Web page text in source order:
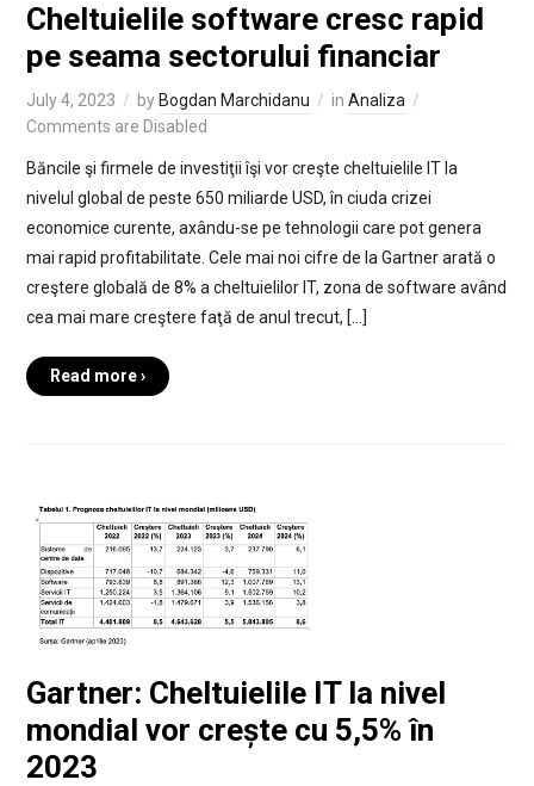
Cheltuielile software cresc rapid
pe seama sectorului financiar
July 4, 2023 by Bogdan Marchidanu in Analiza
Comments are Disabled
Băncile şi firmele de investiţii îşi vor creşte cheltuielile IT la
nivelul global de peste 650 miliarde USD, în ciuda crizei
economice curente, axându-se pe tehnologii care pot genera
mai rapid profitabilitate. Cele mai noi cifre de la Gartner arată o
creştere globală de 8% a cheltuielilor IT, zona de software având
cea mai mare creştere faţă de anul trecut, […]
Read more ›
Gartner: Cheltuielile IT la nivel
mondial vor crește cu 5,5% în
2023